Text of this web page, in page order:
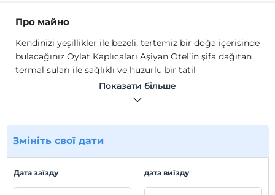
Про майно
Kendinizi yeşillikler ile bezeli, tertemiz bir doğa içerisinde
bulacağınız Oylat Kaplıcaları Aşiyan Otel’in şifa dağıtan
termal suları ile sağlıklı ve huzurlu bir tatil
Oylat Kaplıcaları, Bursa ilinin İnegöl ilçesinde etkileyici
suyu doğal çıkıştır hiçbir karışım bekleme olmaksızın
misafirler bu doğal suyu havuzlarda hamamlarda ve otel
odalarında kullanabilmektedir. Kaplıca suyunun en
önemli özelliği içilebilir olmasıdır.
Показати більше
Змініть свої дати
Дата заїзду дата виїзду